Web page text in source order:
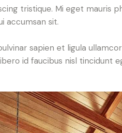
tristique. Mi eget mauris
accumsan sit.
sapien et ligula
id faucibus nisl tincidunt